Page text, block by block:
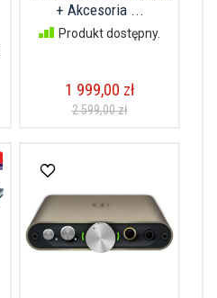
+ Akcesoria ...
Produkt dostępny.
1 999,00 zł
2 599,00 zł